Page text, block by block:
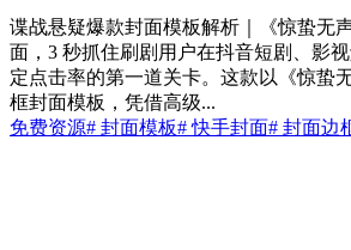
谍战悬疑爆款封面模板解析｜《惊蛰无
面，3 秒抓住刷剧用户在抖音短剧、影
定点击率的第一道关卡。这款以《惊蛰
框封面模板，凭借高级...
免费资源# 封面模板# 快手封面# 封面边